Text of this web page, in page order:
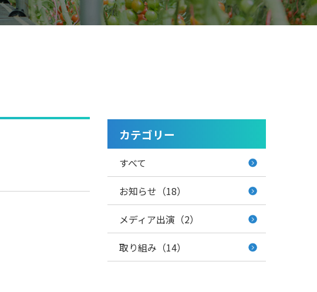
カテゴリー
すべて
お知らせ（18）
メディア出演（2）
取り組み（14）